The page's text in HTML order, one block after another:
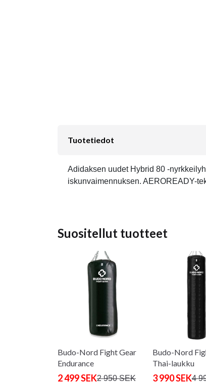
Tuotetiedot
Adidaksen uudet Hybrid 80 -
iskunvaimennuksen. AEROREADY-
Suositellut tuotteet
Budo-Nord Fight Gear
Endurance
Nyrkkeilysäkki
2 499 SEK2 950 SEK
Budo-Nord
Thai-laukku
3 990 SEK4